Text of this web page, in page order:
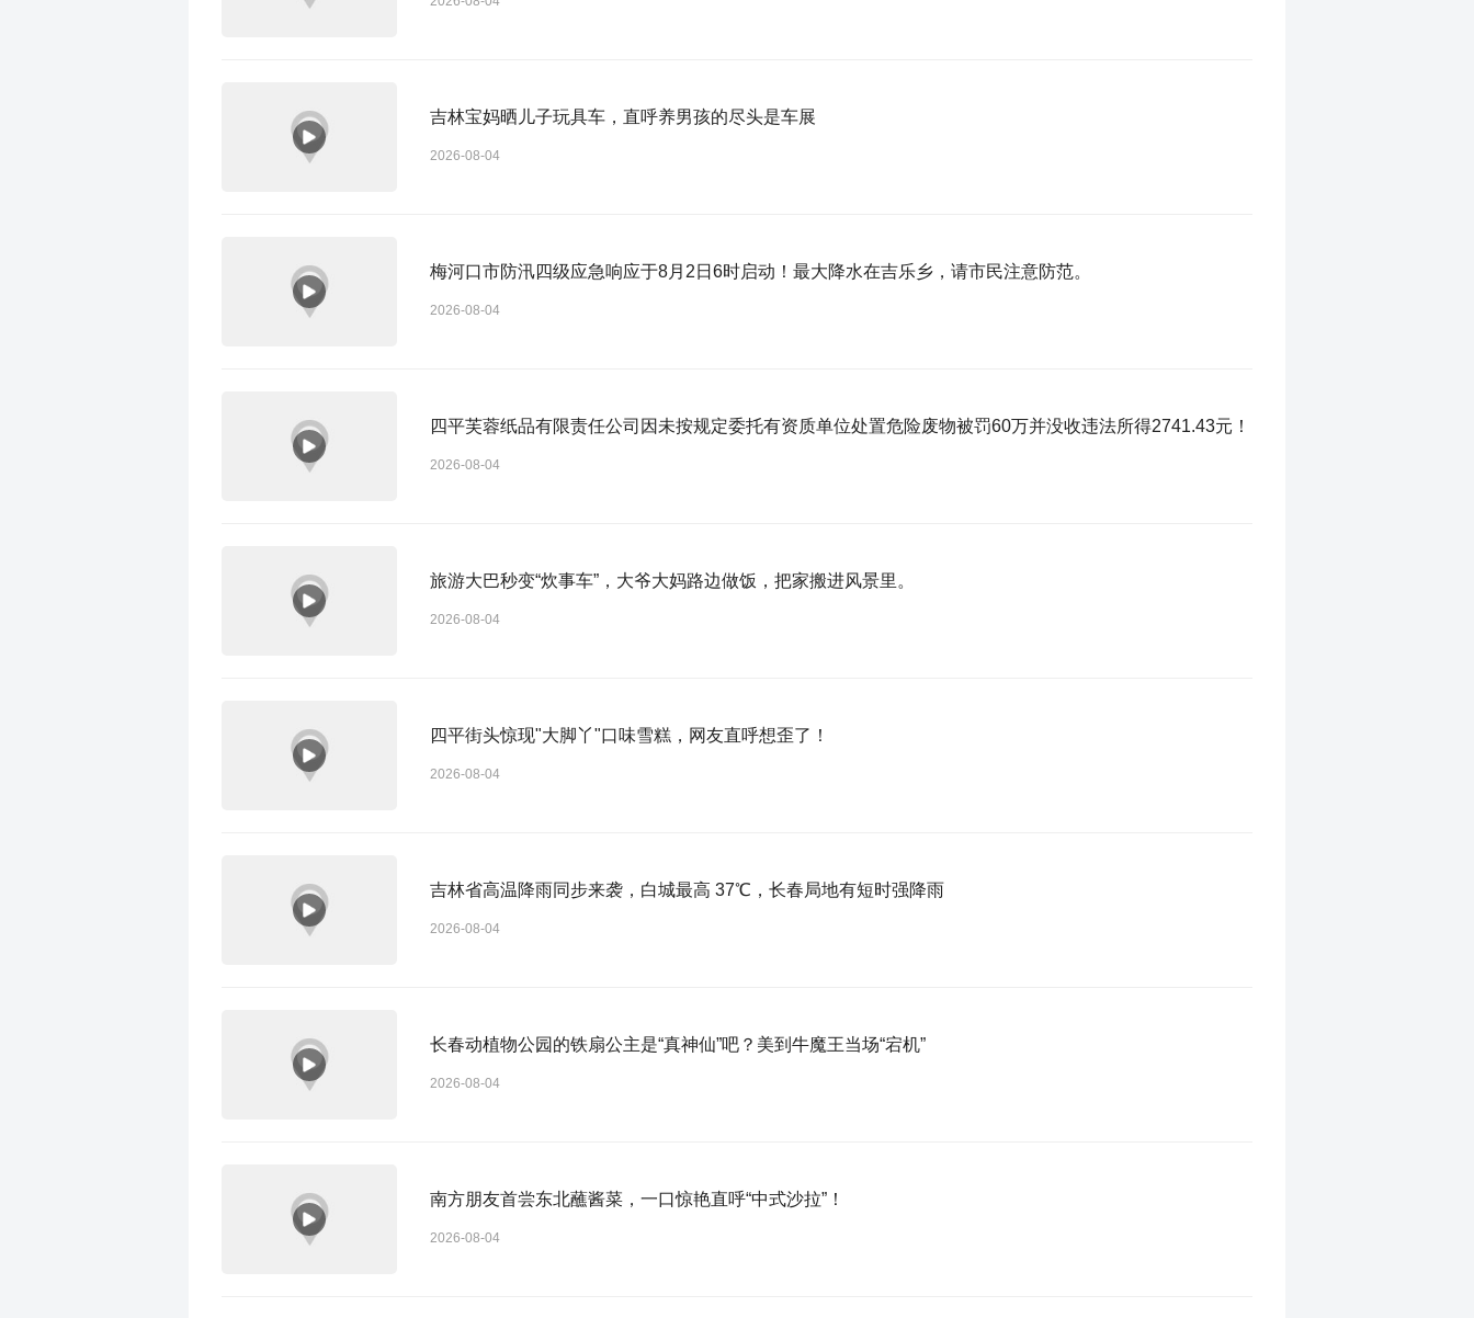
吉林宝妈晒儿子玩具车，直呼养男孩的尽头是车展
2026-08-04
梅河口市防汛四级应急响应于8月2日6时启动！最大降水在吉乐乡，请市民注意防范。
2026-08-04
四平芙蓉纸品有限责任公司因未按规定委托有资质单位处置危险废物被罚60万并没收违法所得2741.43元！
2026-08-04
旅游大巴秒变“炊事车”，大爷大妈路边做饭，把家搬进风景里。
2026-08-04
四平街头惊现"大脚丫"口味雪糕，网友直呼想歪了！
2026-08-04
吉林省高温降雨同步来袭，白城最高 37℃，长春局地有短时强降雨
2026-08-04
长春动植物公园的铁扇公主是“真神仙”吧？美到牛魔王当场“宕机”
2026-08-04
南方朋友首尝东北蘸酱菜，一口惊艳直呼“中式沙拉”！
2026-08-04